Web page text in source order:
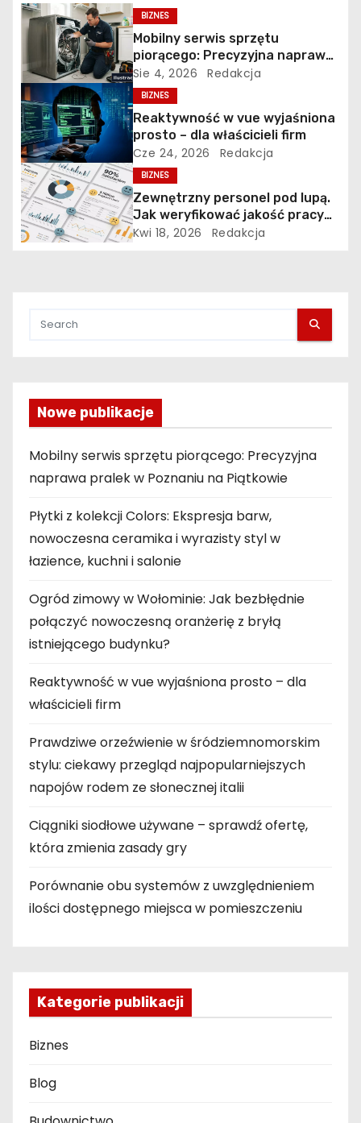
a
p
i
s
u
BIZNES
Mobilny serwis sprzętu
piorącego: Precyzyjna naprawa
pralek w Poznaniu na Piątkowie
Sie 4, 2026 Redakcja
BIZNES
Reaktywność w vue wyjaśniona
prosto – dla właścicieli firm
Cze 24, 2026 Redakcja
BIZNES
Zewnętrzny personel pod lupą.
Jak weryfikować jakość pracy
firm sprzątających i ochrony?
Kwi 18, 2026 Redakcja
Nowe publikacje
Mobilny serwis sprzętu piorącego: Precyzyjna
naprawa pralek w Poznaniu na Piątkowie
Płytki z kolekcji Colors: Ekspresja barw,
nowoczesna ceramika i wyrazisty styl w
łazience, kuchni i salonie
Ogród zimowy w Wołominie: Jak bezbłędnie
połączyć nowoczesną oranżerię z bryłą
istniejącego budynku?
Reaktywność w vue wyjaśniona prosto – dla
właścicieli firm
Prawdziwe orzeźwienie w śródziemnomorskim
stylu: ciekawy przegląd najpopularniejszych
napojów rodem ze słonecznej italii
Ciągniki siodłowe używane – sprawdź ofertę,
która zmienia zasady gry
Porównanie obu systemów z uwzględnieniem
ilości dostępnego miejsca w pomieszczeniu
Kategorie publikacji
Biznes
Blog